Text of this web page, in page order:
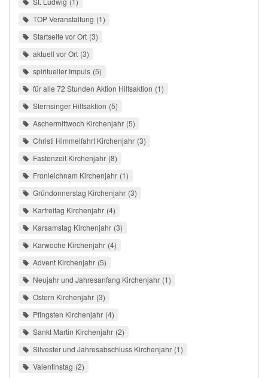
TOP Veranstaltung 1
Startseite vor Ort 3
aktuell vor Ort 3
spiritueller Impuls 5
für alle 72 Stunden Aktion Hilfsaktion 1
Sternsinger Hilfsaktion 5
Aschermittwoch Kirchenjahr 5
Christi Himmelfahrt Kirchenjahr 3
Fastenzeit Kirchenjahr 8
Fronleichnam Kirchenjahr 1
Gründonnerstag Kirchenjahr 3
Karfreitag Kirchenjahr 4
Karsamstag Kirchenjahr 3
Karwoche Kirchenjahr 4
Advent Kirchenjahr 5
Neujahr und Jahresanfang Kirchenjahr 1
Ostern Kirchenjahr 3
Pfingsten Kirchenjahr 4
Sankt Martin Kirchenjahr 2
Silvester und Jahresabschluss Kirchenjahr 1
Valentinstag 2